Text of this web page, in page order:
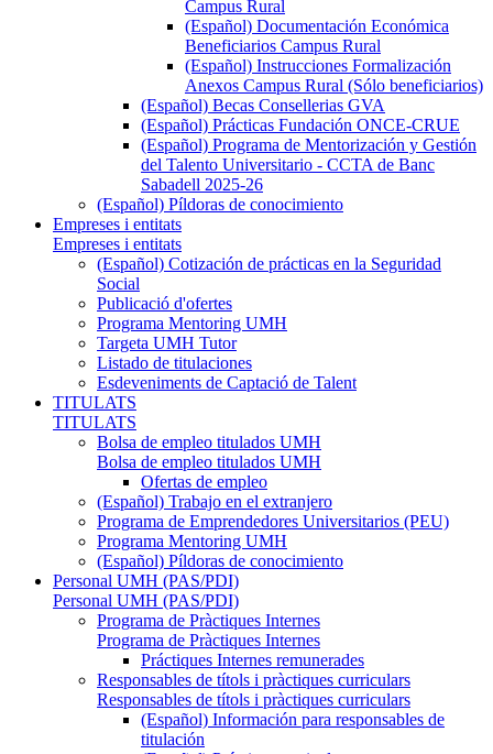
Campus Rural
(Español) Documentación Económica
Beneficiarios Campus Rural
(Español) Instrucciones Formalización
Anexos Campus Rural (Sólo beneficiarios)
(Español) Becas Consellerias GVA
(Español) Prácticas Fundación ONCE-CRUE
(Español) Programa de Mentorización y Gestión
del Talento Universitario - CCTA de Banc
Sabadell 2025-26
(Español) Píldoras de conocimiento
Empreses i entitats
Empreses i entitats
(Español) Cotización de prácticas en la Seguridad
Social
Publicació d'ofertes
Programa Mentoring UMH
Targeta UMH Tutor
Listado de titulaciones
Esdeveniments de Captació de Talent
TITULATS
TITULATS
Bolsa de empleo titulados UMH
Bolsa de empleo titulados UMH
Ofertas de empleo
(Español) Trabajo en el extranjero
Programa de Emprendedores Universitarios (PEU)
Programa Mentoring UMH
(Español) Píldoras de conocimiento
Personal UMH (PAS/PDI)
Personal UMH (PAS/PDI)
Programa de Pràctiques Internes
Programa de Pràctiques Internes
Práctiques Internes remunerades
Responsables de títols i pràctiques curriculars
Responsables de títols i pràctiques curriculars
(Español) Información para responsables de
titulación